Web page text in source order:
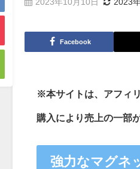
2023年10月10日 2023
Facebook
※本サイトは、アフィ
購入により売上の一部
強力なマグネ